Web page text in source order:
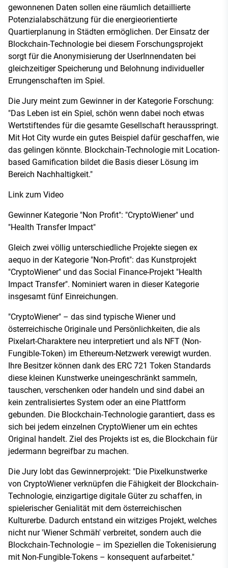
gewonnenen Daten sollen eine räumlich detaillierte
Potenzialabschätzung für die energieorientierte
Quartierplanung in Städten ermöglichen. Der Einsatz der
Blockchain-Technologie bei diesem Forschungsprojekt
sorgt für die Anonymisierung der UserInnendaten bei
gleichzeitiger Speicherung und Belohnung individueller
Errungenschaften im Spiel.
Die Jury meint zum Gewinner in der Kategorie Forschung:
"Das Leben ist ein Spiel, schön wenn dabei noch etwas
Wertstiftendes für die gesamte Gesellschaft herausspringt.
Mit Hot City wurde ein gutes Beispiel dafür geschaffen, wie
das gelingen könnte. Blockchain-Technologie mit Location-
based Gamification bildet die Basis dieser Lösung im
Bereich Nachhaltigkeit."
Link zum Video
Gewinner Kategorie "Non Profit": "CryptoWiener" und
"Health Transfer Impact"
Gleich zwei völlig unterschiedliche Projekte siegen ex
aequo in der Kategorie "Non-Profit": das Kunstprojekt
"CryptoWiener" und das Social Finance-Projekt "Health
Impact Transfer". Nominiert waren in dieser Kategorie
insgesamt fünf Einreichungen.
"CryptoWiener" – das sind typische Wiener und
österreichische Originale und Persönlichkeiten, die als
Pixelart-Charaktere neu interpretiert und als NFT (Non-
Fungible-Token) im Ethereum-Netzwerk verewigt wurden.
Ihre Besitzer können dank des ERC 721 Token Standards
diese kleinen Kunstwerke uneingeschränkt sammeln,
tauschen, verschenken oder handeln und sind dabei an
kein zentralisiertes System oder an eine Plattform
gebunden. Die Blockchain-Technologie garantiert, dass es
sich bei jedem einzelnen CryptoWiener um ein echtes
Original handelt. Ziel des Projekts ist es, die Blockchain für
jedermann begreifbar zu machen.
Die Jury lobt das Gewinnerprojekt: "Die Pixelkunstwerke
von CryptoWiener verknüpfen die Fähigkeit der Blockchain-
Technologie, einzigartige digitale Güter zu schaffen, in
spielerischer Genialität mit dem österreichischen
Kulturerbe. Dadurch entstand ein witziges Projekt, welches
nicht nur 'Wiener Schmäh' verbreitet, sondern auch die
Blockchain-Technologie – im Speziellen die Tokenisierung
mit Non-Fungible-Tokens – konsequent aufarbeitet."